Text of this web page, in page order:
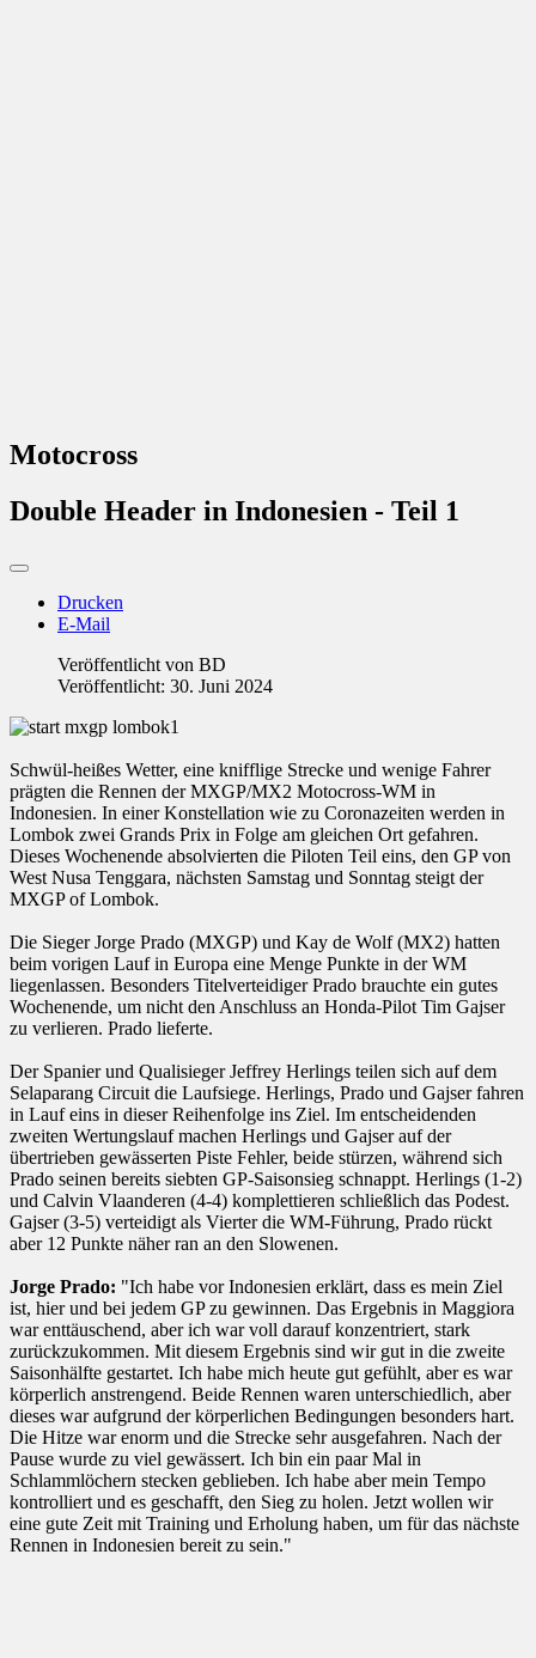
Motocross
Double Header in Indonesien - Teil 1
Drucken
E-Mail
Veröffentlicht von BD
Veröffentlicht: 30. Juni 2024
Schwül-heißes Wetter, eine knifflige Strecke und wenige Fahrer
prägten die Rennen der MXGP/MX2 Motocross-WM in
Indonesien. In einer Konstellation wie zu Coronazeiten werden in
Lombok zwei Grands Prix in Folge am gleichen Ort gefahren.
Dieses Wochenende absolvierten die Piloten Teil eins, den GP von
West Nusa Tenggara, nächsten Samstag und Sonntag steigt der
MXGP of Lombok.
Die Sieger Jorge Prado (MXGP) und Kay de Wolf (MX2) hatten
beim vorigen Lauf in Europa eine Menge Punkte in der WM
liegenlassen. Besonders Titelverteidiger Prado brauchte ein gutes
Wochenende, um nicht den Anschluss an Honda-Pilot Tim Gajser
zu verlieren. Prado lieferte.
Der Spanier und Qualisieger Jeffrey Herlings teilen sich auf dem
Selaparang Circuit die Laufsiege. Herlings, Prado und Gajser fahren
in Lauf eins in dieser Reihenfolge ins Ziel. Im entscheidenden
zweiten Wertungslauf machen Herlings und Gajser auf der
übertrieben gewässerten Piste Fehler, beide stürzen, während sich
Prado seinen bereits siebten GP-Saisonsieg schnappt. Herlings (1-2)
und Calvin Vlaanderen (4-4) komplettieren schließlich das Podest.
Gajser (3-5) verteidigt als Vierter die WM-Führung, Prado rückt
aber 12 Punkte näher ran an den Slowenen.
Jorge Prado: "Ich habe vor Indonesien erklärt, dass es mein Ziel
ist, hier und bei jedem GP zu gewinnen. Das Ergebnis in Maggiora
war enttäuschend, aber ich war voll darauf konzentriert, stark
zurückzukommen. Mit diesem Ergebnis sind wir gut in die zweite
Saisonhälfte gestartet. Ich habe mich heute gut gefühlt, aber es war
körperlich anstrengend. Beide Rennen waren unterschiedlich, aber
dieses war aufgrund der körperlichen Bedingungen besonders hart.
Die Hitze war enorm und die Strecke sehr ausgefahren. Nach der
Pause wurde zu viel gewässert. Ich bin ein paar Mal in
Schlammlöchern stecken geblieben. Ich habe aber mein Tempo
kontrolliert und es geschafft, den Sieg zu holen. Jetzt wollen wir
eine gute Zeit mit Training und Erholung haben, um für das nächste
Rennen in Indonesien bereit zu sein."